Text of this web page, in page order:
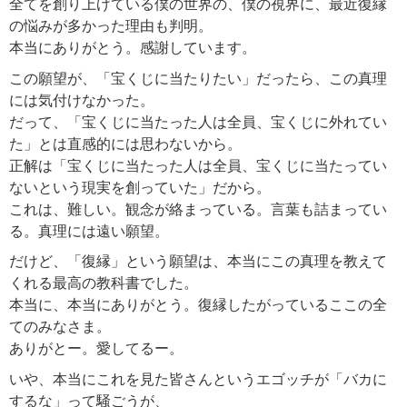
全てを創り上げている僕の世界の、僕の視界に、最近復縁
の悩みが多かった理由も判明。
本当にありがとう。感謝しています。
この願望が、「宝くじに当たりたい」だったら、この真理
には気付けなかった。
だって、「宝くじに当たった人は全員、宝くじに外れてい
た」とは直感的には思わないから。
正解は「宝くじに当たった人は全員、宝くじに当たってい
ないという現実を創っていた」だから。
これは、難しい。観念が絡まっている。言葉も詰まってい
る。真理には遠い願望。
だけど、「復縁」という願望は、本当にこの真理を教えて
くれる最高の教科書でした。
本当に、本当にありがとう。復縁したがっているここの全
てのみなさま。
ありがとー。愛してるー。
いや、本当にこれを見た皆さんというエゴッチが「バカに
するな」って騒ごうが、